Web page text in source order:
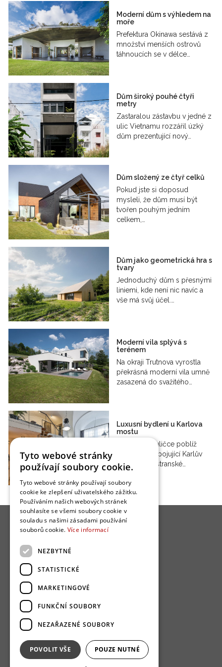
Moderní dům s výhledem na
moře
Prefektura Okinawa sestává z
množství menších ostrovů
táhnoucích se v délce…
Dům široký pouhé čtyři
metry
Zastaralou zástavbu v jedné z
ulic Vietnamu rozzářil úzký
dům prezentující nový…
Dům složený ze čtyř celků
Pokud jste si doposud
mysleli, že dům musí být
tvořen pouhým jedním
celkem,…
Dům jako geometrická hra s
tvary
Jednoduchý dům s přesnými
liniemi, kde není nic navíc a
vše má svůj účel.…
Moderní vila splývá s
terénem
Na okraji Trutnova vyrostla
překrásná moderní vila umně
zasazená do svažitého…
Luxusní bydlení u Karlova
mostu
V dlážděné uličce poblíž
hlavní trasy spojující Karlův
most a Malostranské…
Uživatelské podmínky
Ochrana osobních údajú
Cookies
Tyto webové stránky
používají soubory cookie.
Tyto webové stránky používají soubory
cookie ke zlepšení uživatelského zážitku.
Používáním našich webových stránek
souhlasíte se všemi soubory cookie v
souladu s našimi zásadami používání
souborů cookie. Více informací
NEZBYTNÉ
STATISTICKÉ
MARKETINGOVÉ
FUNKČNÍ SOUBORY
NEZAŘAZENÉ SOUBORY
POVOLIT VŠE POUZE NUTNÉ